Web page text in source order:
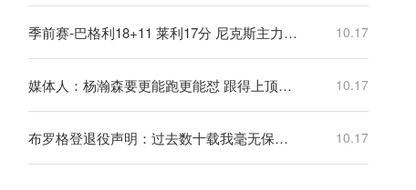
季前赛-巴格利18+11 莱利17分 尼克斯主力休战不敌奇才 10.17
媒体人：杨瀚森要更能跑更能怼 跟得上顶得住时 犯规自然能控制了 10.17
布罗格登退役声明：过去数十载我毫无保留地奉献给了篮球！ 10.17